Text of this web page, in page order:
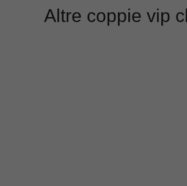
Altre coppie vip